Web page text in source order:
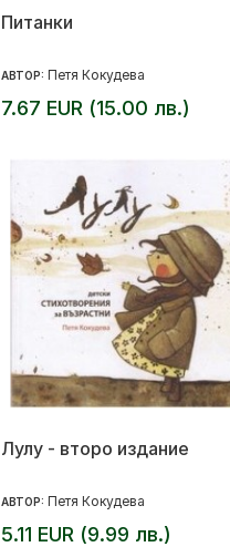
Питанки
АВТОР: Петя Кокудева
7.67 EUR (15.00 лв.)
Лулу - второ издание
АВТОР: Петя Кокудева
5.11 EUR (9.99 лв.)